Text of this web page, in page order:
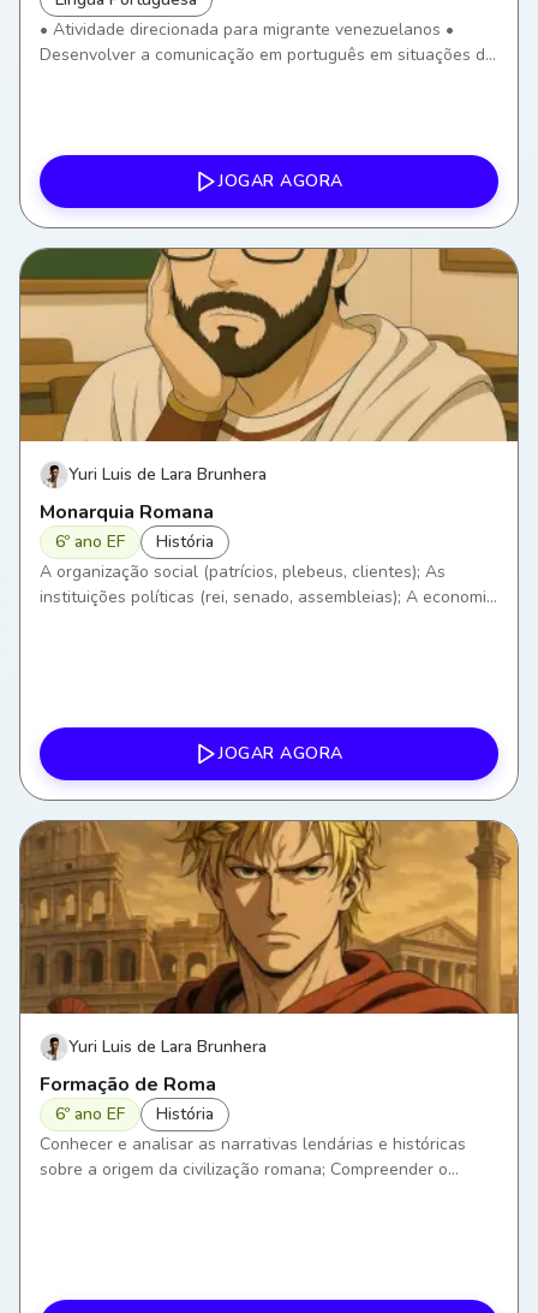
• Atividade direcionada para migrante venezuelanos •
Desenvolver a comunicação em português em situações do
áudios e frases. • Utilizar recursos digitais para fortalecer a
aprendizagem do Português como Língua de Acolhimento.
JOGAR AGORA
Yuri Luis de Lara Brunhera
Monarquia Romana
6º ano EF
História
A organização social (patrícios, plebeus, clientes); As
instituições políticas (rei, senado, assembleias); A economia
JOGAR AGORA
Yuri Luis de Lara Brunhera
Formação de Roma
6º ano EF
História
Conhecer e analisar as narrativas lendárias e históricas
sobre a origem da civilização romana; Compreender o